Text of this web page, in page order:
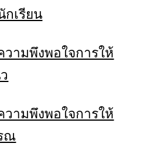
กเรียน
วามพึงพอใจการให้
วามพึงพอใจการให้
ณ